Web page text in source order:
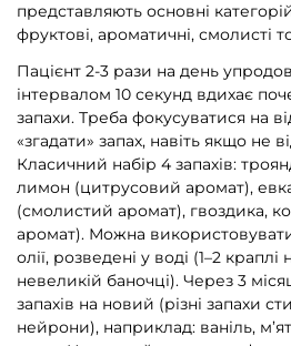
представляють основні категорій
фруктові, ароматичні, смолисті
Пацієнт 2-3 рази на день
інтервалом 10 секунд вдихає
запахи. Треба фокусуватися на
«згадати» запах, навіть якщо не
Класичний набір 4 запахів:
лимон (цитрусовий аромат),
(смолистий аромат), гвоздика,
аромат). Можна використовувати
олії, розведені у воді (1–2
невеликій баночці). Через 3
запахів на новий (різні запахи
нейрони), наприклад: ваніль,